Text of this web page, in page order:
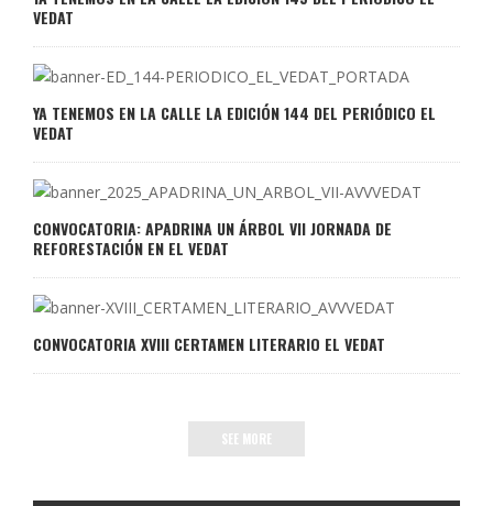
VEDAT
YA TENEMOS EN LA CALLE LA EDICIÓN 144 DEL PERIÓDICO EL
VEDAT
CONVOCATORIA: APADRINA UN ÁRBOL VII JORNADA DE
REFORESTACIÓN EN EL VEDAT
CONVOCATORIA XVIII CERTAMEN LITERARIO EL VEDAT
SEE MORE